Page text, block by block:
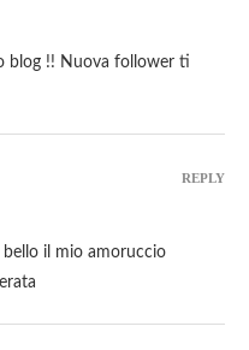
blog !! Nuova follower ti
bello il mio amoruccio
REPLY